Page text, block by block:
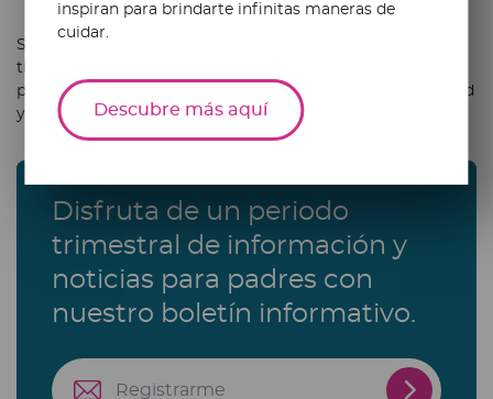
Disfruta de un periodo
trimestral de información y
noticias para padres con
nuestro boletín informativo.
Si además desean integrar hábitos saludables al pasar
tiempo juntos, revisen una
práctica que pueden adaptar en familia para proteger salud
y bienestar de todos.
inspiran para brindarte infinitas maneras de
cuidar.
Descubre más aquí